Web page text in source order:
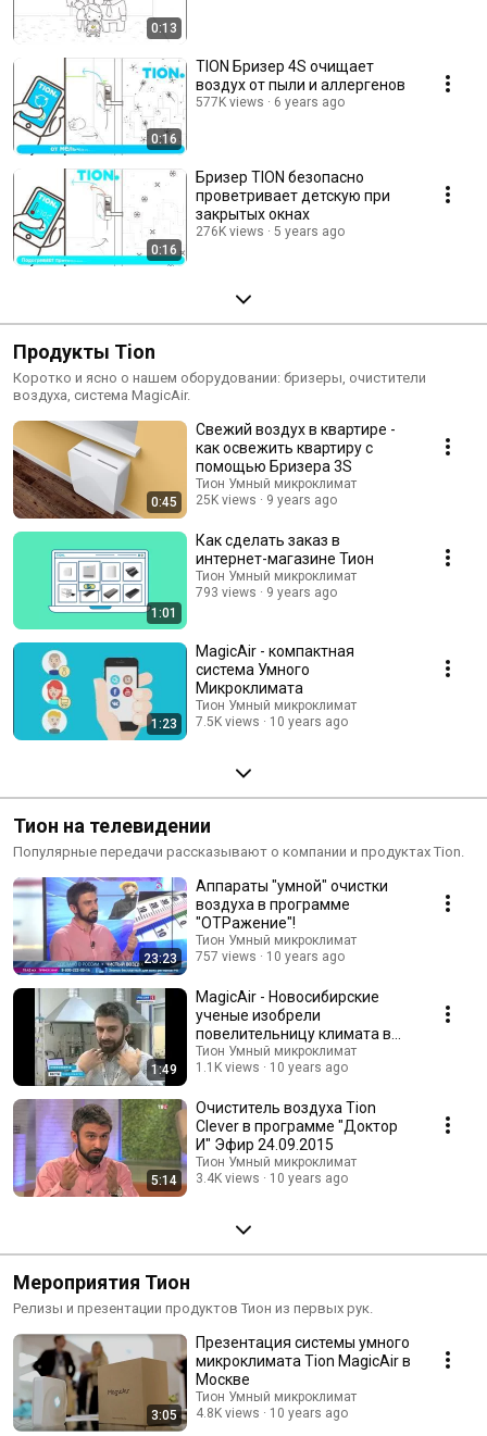
0:13
0:16
TION Бризер 4S очищает
воздух от пыли и аллергенов
577K views 6 years ago
0:16
Бризер TION безопасно
проветривает детскую при
закрытых окнах
276K views 5 years ago
Продукты Tion
Коротко и ясно о нашем оборудовании: бризеры, очистители
воздуха, система MagicAir.
0:45
Свежий воздух в квартире -
как освежить квартиру с
помощью Бризера 3S
Тион Умный микроклимат
25K views
9 years ago
1:01
Как сделать заказ в
интернет-магазине Тион
Тион Умный микроклимат
793 views
9 years ago
1:23
MagicAir - компактная
система Умного
Микроклимата
Тион Умный микроклимат
7.5K views
10 years ago
Тион на телевидении
Популярные передачи рассказывают о компании и продуктах Tion.
23:23
Аппараты "умной" очистки
воздуха в программе
"ОТРажение"!
Тион Умный микроклимат
757 views
10 years ago
1:49
MagicAir - Новосибирские
ученые изобрели
повелительницу климата в
офисе
Тион Умный микроклимат
1.1K views
10 years ago
5:14
Очиститель воздуха Tion
Clever в программе "Доктор
И" Эфир 24.09.2015
Тион Умный микроклимат
3.4K views
10 years ago
Мероприятия Тион
Релизы и презентации продуктов Тион из первых рук.
3:05
Презентация системы умного
микроклимата Tion MagicAir в
Москве
Тион Умный микроклимат
4.8K views
10 years ago